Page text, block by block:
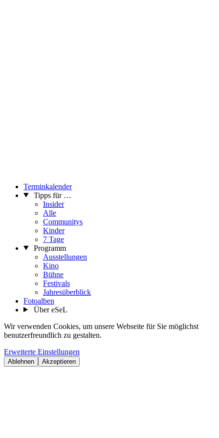
Terminkalender
Tipps für …
Insider
Alle
Communitys
Kinder
7 Tage
Programm
Ausstellungen
Kino
Bühne
Festivals
Jahresüberblick
Fotoalben
Über eSeL
Wir verwenden Cookies, um unsere Webseite für Sie möglichst
benutzerfreundlich zu gestalten.
Erweiterte Einstellungen
Ablehnen Akzeptieren